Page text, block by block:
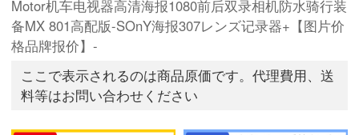
Motor机车电视器高清海报1080前后双录相机防水骑行装
备MX 801高配版-SOnY海报307レンズ记录器+【图片价
格品牌报价】-
ここで表示されるのは商品原価です。代理費用、送
料等はお問い合わせください